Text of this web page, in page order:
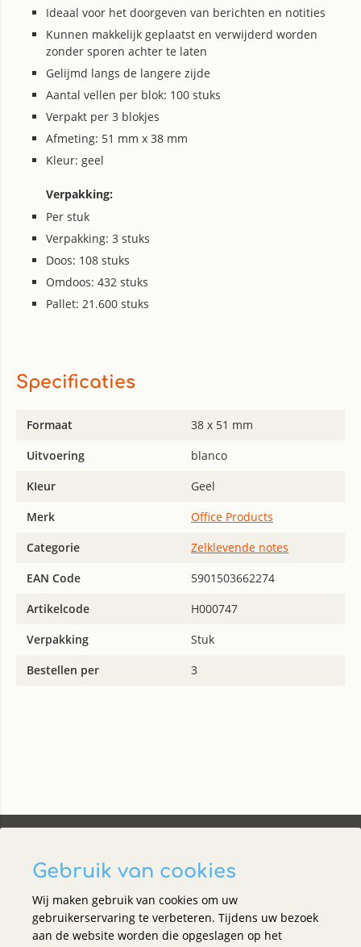
Ideaal voor het doorgeven van berichten en notities
Kunnen makkelijk geplaatst en verwijderd worden
zonder sporen achter te laten
Gelijmd langs de langere zijde
Aantal vellen per blok: 100 stuks
Verpakt per 3 blokjes
Afmeting: 51 mm x 38 mm
Kleur: geel
Verpakking:
Per stuk
Verpakking: 3 stuks
Doos: 108 stuks
Omdoos: 432 stuks
Pallet: 21.600 stuks
Specificaties
Formaat
38 x 51 mm
Uitvoering
blanco
KIeur
Geel
Merk
Office Products
Categorie
Zelklevende notes
EAN Code
5901503662274
Artikelcode
H000747
Verpakking
Stuk
Bestellen per
3
Social media
Gebruik van cookies
Wij maken gebruik van cookies om uw
gebruikerservaring te verbeteren. Tijdens uw bezoek
aan de website worden die opgeslagen op het